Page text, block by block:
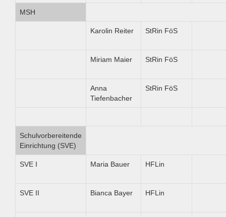
MSH
Karolin Reiter StRin FöS
Miriam Maier StRin FöS
Anna
Tiefenbacher
StRin FöS
Schulvorbereitende
Einrichtung (SVE)
SVE I Maria Bauer HFLin
SVE II Bianca Bayer HFLin